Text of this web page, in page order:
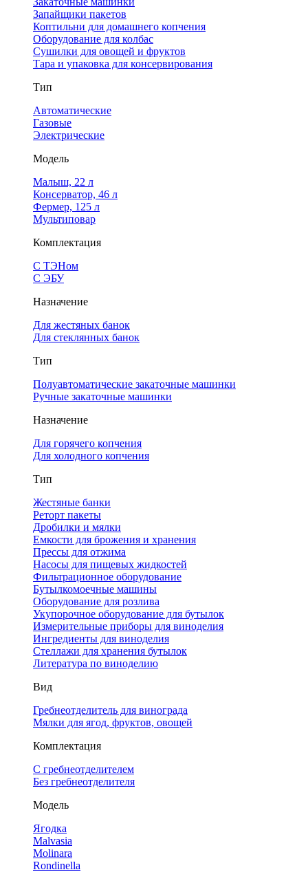
Запайщики пакетов
Коптильни для домашнего копчения
Оборудование для колбас
Сушилки для овощей и фруктов
Тара и упаковка для консервирования
Тип
Автоматические
Газовые
Электрические
Модель
Малыш, 22 л
Консерватор, 46 л
Фермер, 125 л
Мультиповар
Комплектация
С ТЭНом
С ЭБУ
Назначение
Для жестяных банок
Для стеклянных банок
Тип
Полуавтоматические закаточные машинки
Ручные закаточные машинки
Назначение
Для горячего копчения
Для холодного копчения
Тип
Жестяные банки
Реторт пакеты
Дробилки и мялки
Емкости для брожения и хранения
Прессы для отжима
Насосы для пищевых жидкостей
Фильтрационное оборудование
Бутылкомоечные машины
Оборудование для розлива
Укупорочное оборудование для бутылок
Измерительные приборы для виноделия
Ингредиенты для виноделия
Стеллажи для хранения бутылок
Литература по виноделию
Вид
Гребнеотделитель для винограда
Мялки для ягод, фруктов, овощей
Комплектация
С гребнеотделителем
Без гребнеотделителя
Модель
Ягодка
Malvasia
Molinara
Rondinella